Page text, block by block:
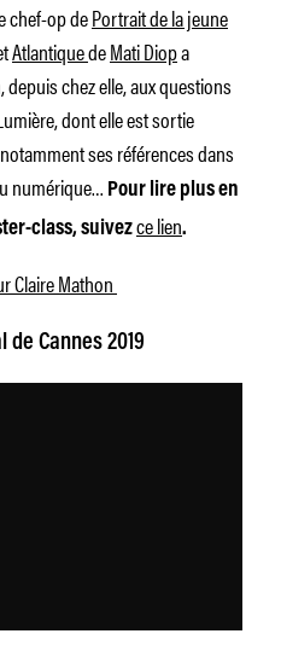
chef-op dePortrait de la jeune
AtlantiquedeMati Diopa
chez elle, aux questions
dont elle est sortie
ses références dans
numérique… Pour lire plus en
class, suivezce lien.
Claire Mathon
de Cannes 2019